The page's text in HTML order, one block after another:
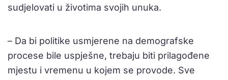
sudjelovati u životima svojih unuka.
– Da bi politike usmjerene na demografske
procese bile uspješne, trebaju biti prilagođene
mjestu i vremenu u kojem se provode. Sve